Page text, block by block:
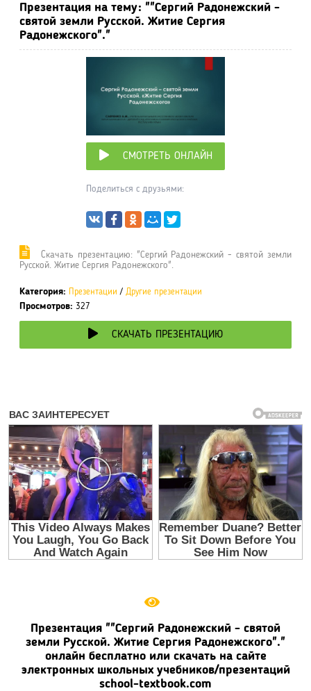
Презентация на тему: ""Сергий Радонежский -
святой земли Русской. Житие Сергия
Радонежского"."
СМОТРЕТЬ ОНЛАЙН
Поделиться с друзьями:
Cкачать презентацию: "Сергий Радонежский - святой земли
Русской. Житие Сергия Радонежского".
Категория: Презентации / Другие презентации
Просмотров: 327
СКАЧАТЬ ПРЕЗЕНТАЦИЮ
Презентация ""Сергий Радонежский - святой
земли Русской. Житие Сергия Радонежского"."
онлайн бесплатно или скачать на сайте
электронных школьных учебников/презентаций
school-textbook.com